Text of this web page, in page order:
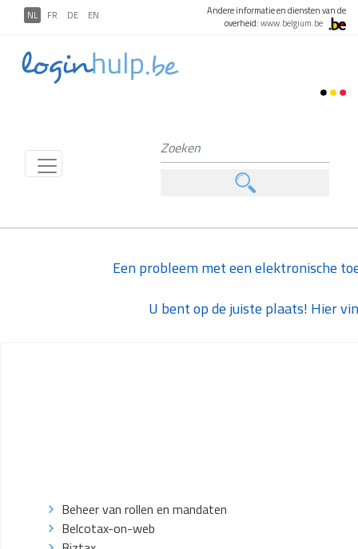
NL FR DE EN
Andere informatie en diensten van de
overheid:www.belgium.be
Een probleem met een elektronische
U bent op de juiste plaats! Hier
Beheer van rollen en mandaten
Belcotax-on-web